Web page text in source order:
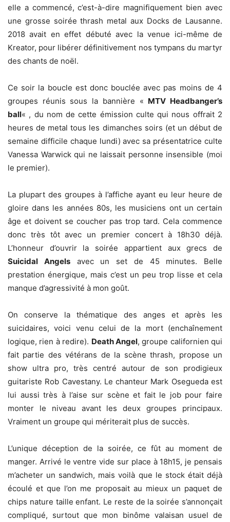
elle a commencé, c’est-à-dire magnifiquement bien avec
une grosse soirée thrash metal aux Docks de Lausanne.
2018 avait en effet débuté avec la venue ici-même de
Kreator, pour libérer définitivement nos tympans du martyr
des chants de noël.
Ce soir la boucle est donc bouclée avec pas moins de 4
groupes réunis sous la bannière « MTV Headbanger’s
ball« , du nom de cette émission culte qui nous offrait 2
heures de metal tous les dimanches soirs (et un début de
semaine difficile chaque lundi) avec sa présentatrice culte
Vanessa Warwick qui ne laissait personne insensible (moi
le premier).
La plupart des groupes à l’affiche ayant eu leur heure de
gloire dans les années 80s, les musiciens ont un certain
âge et doivent se coucher pas trop tard. Cela commence
donc très tôt avec un premier concert à 18h30 déjà.
L’honneur d’ouvrir la soirée appartient aux grecs de
Suicidal Angelsavec un set de 45 minutes. Belle
prestation énergique, mais c’est un peu trop lisse et cela
manque d’agressivité à mon goût.
On conserve la thématique des anges et après les
suicidaires, voici venu celui de la mort (enchaînement
logique, rien à redire). Death Angel, groupe californien qui
fait partie des vétérans de la scène thrash, propose un
show ultra pro, très centré autour de son prodigieux
guitariste Rob Cavestany. Le chanteur Mark Osegueda est
lui aussi très à l’aise sur scène et fait le job pour faire
monter le niveau avant les deux groupes principaux.
Vraiment un groupe qui mériterait plus de succès.
L’unique déception de la soirée, ce fût au moment de
manger. Arrivé le ventre vide sur place à 18h15, je pensais
m’acheter un sandwich, mais voilà que le stock était déjà
écoulé et que l’on me proposait au mieux un paquet de
chips nature taille enfant. Le reste de la soirée s’annonçait
compliqué, surtout que mon binôme valaisan usuel de